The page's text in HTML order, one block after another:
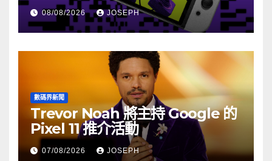
08/08/2026 JOSEPH
數碼界新聞
Trevor Noah 將主持 Google 的
Pixel 11 推介活動
07/08/2026 JOSEPH